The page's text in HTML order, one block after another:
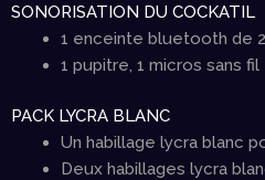
SONORISATION DU COCKATIL
1 enceinte bluetooth de
1 pupitre, 1 micros sans fil
PACK LYCRA BLANC
Un habillage lycra blanc
Deux habillages lycra